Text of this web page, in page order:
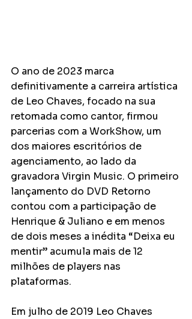
O ano de 2023 marca
definitivamente a carreira artística
de Leo Chaves, focado na sua
retomada como cantor, firmou
parcerias com a WorkShow, um
dos maiores escritórios de
agenciamento, ao lado da
gravadora Virgin Music. O primeiro
lançamento do DVD Retorno
contou com a participação de
Henrique & Juliano e em menos
de dois meses a inédita “Deixa eu
mentir” acumula mais de 12
milhões de players nas
plataformas.
Em julho de 2019 Leo Chaves